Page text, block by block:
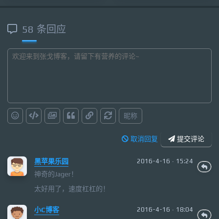
58 条回应
昵称
取消回复 提交评论
黑苹果乐园 2016-4-16 · 15:24
神奇的Jager！
太好用了，速度杠杠的！
小C博客 2016-4-16 · 18:04